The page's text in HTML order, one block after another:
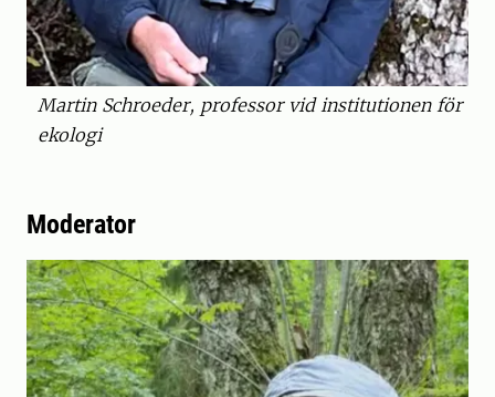
Martin Schroeder, professor vid institutionen för
ekologi
Moderator